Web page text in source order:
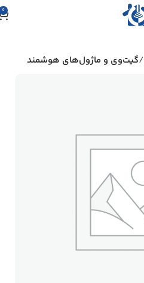
0
گیت‌وی و ماژول‌های هوشمند